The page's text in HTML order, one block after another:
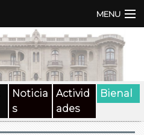
MENU
Noticia
s
Activid
ades
Bienal